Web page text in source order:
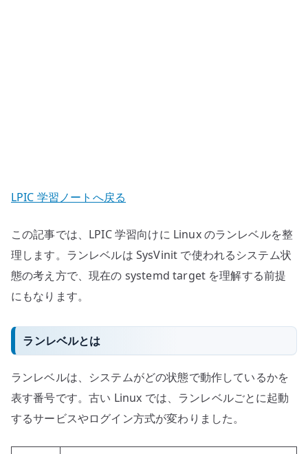
LPIC 学習ノートへ戻る
この記事では、LPIC 学習向けに Linux のランレベルを整
理します。ランレベルは SysVinit で使われるシステム状
態の考え方で、現在の systemd target を理解する前提
にもなります。
ランレベルとは
ランレベルは、システムがどの状態で動作しているかを
表す番号です。古い Linux では、ランレベルごとに起動
するサービスやログイン方式が変わりました。